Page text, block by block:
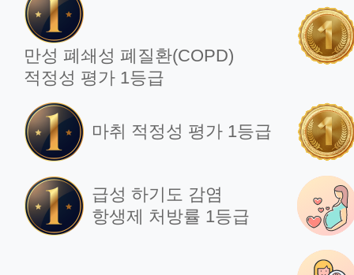
6000례, '국내 최다'
가임력 최대로 보존
2022.03.22
심
치
언론보도
[인스타그램] 타국에서 온
언
[
로
만성 폐쇄성 폐질환(COPD)
적정성 평가 1등급
마취 적정성 평가 1등급
급성 하기도 감염
항생제 처방률 1등급